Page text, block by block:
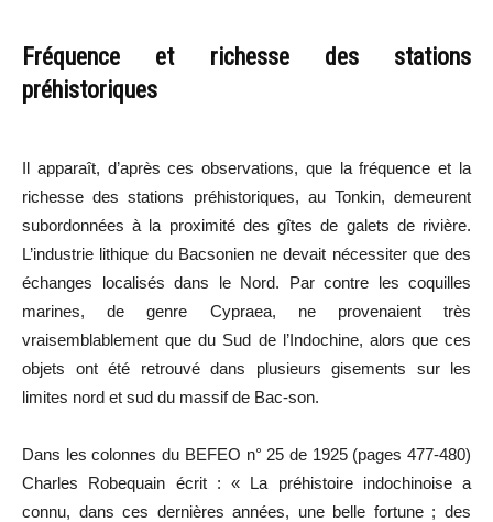
Fréquence et richesse des stations
préhistoriques
Il apparaît, d’après ces observations, que la fréquence et la
richesse des stations préhistoriques, au Tonkin, demeurent
subordonnées à la proximité des gîtes de galets de rivière.
L’industrie lithique du Bacsonien ne devait nécessiter que des
échanges localisés dans le Nord. Par contre les coquilles
marines, de genre Cypraea, ne provenaient très
vraisemblablement que du Sud de l’Indochine, alors que ces
objets ont été retrouvé dans plusieurs gisements sur les
limites nord et sud du massif de Bac-son.
Dans les colonnes du BEFEO n° 25 de 1925 (pages 477-480)
Charles Robequain écrit : « La préhistoire indochinoise a
connu, dans ces dernières années, une belle fortune ; des